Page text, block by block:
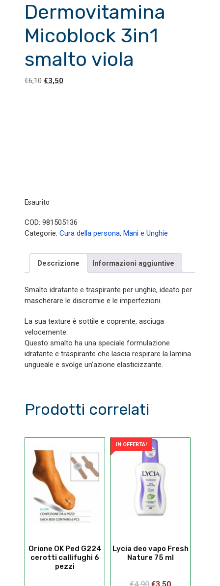
Dermovitamina
Micoblock 3in1
smalto viola
€6,10 Il
€3,50
Esaurito
COD: 981505136
Categorie: Cura della persona, Mani e Unghie
Descrizione Informazioni aggiuntive
Smalto idratante e traspirante per unghie, ideato per
mascherare le discromie e le imperfezioni.
La sua texture è sottile e coprente, asciuga
velocemente.
Questo smalto ha una speciale formulazione
idratante e traspirante che lascia respirare la lamina
ungueale e svolge un’azione elasticizzante.
Prodotti correlati
Orione OK Ped G224
cerotti callifughi 6
pezzi
IN OFFERTA!
Lycia deo vapo Fresh
Nature 75 ml
Il
Il